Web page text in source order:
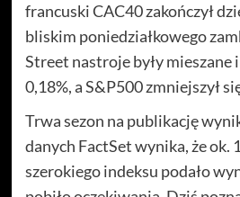
francuski CAC40 zakończył
bliskim poniedziałkowego
Street nastroje były mieszane
0,18%, a S&P500 zmniejszył
Trwa sezon na publikację
danych FactSet wynika, że ok.
szerokiego indeksu podało